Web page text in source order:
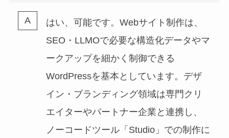
はい、可能です。Webサイト制作は、
SEO・LLMOで必要な構造化データやマ
ークアップを細かく制御できる
WordPressを基本としています。デザ
イン・ブランディング領域は専門クリ
エイターやパートナー企業と連携し、
ノーコードツール「Studio」での制作に